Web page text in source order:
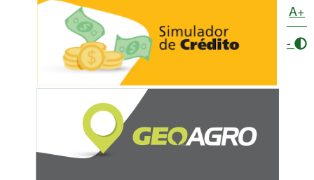
A+
-